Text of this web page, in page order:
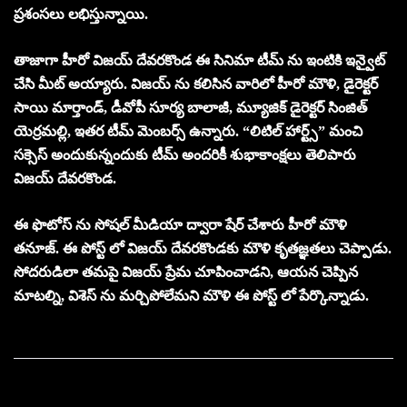
ప్రశంసలు లభిస్తున్నాయి.
తాజాగా హీరో విజయ్ దేవరకొండ ఈ సినిమా టీమ్ ను ఇంటికి ఇన్వైట్
చేసి మీట్ అయ్యారు. విజయ్ ను కలిసిన వారిలో హీరో మౌళి, డైరెక్టర్
సాయి మార్తాండ్, డీవోపీ సూర్య బాలాజీ, మ్యూజిక్ డైరెక్టర్ సింజిత్
యెర్రమల్లి, ఇతర టీమ్ మెంబర్స్ ఉన్నారు. “లిటిల్ హార్ట్స్” మంచి
సక్సెస్ అందుకున్నందుకు టీమ్ అందరికీ శుభాకాంక్షలు తెలిపారు
విజయ్ దేవరకొండ.
ఈ ఫొటోస్ ను సోషల్ మీడియా ద్వారా షేర్ చేశారు హీరో మౌళి
తనూజ్. ఈ పోస్ట్ లో విజయ్ దేవరకొండకు మౌళి కృతజ్ఞతలు చెప్పాడు.
సోదరుడిలా తమపై విజయ్ ప్రేమ చూపించాడని, ఆయన చెప్పిన
మాటల్ని, విశెస్ ను మర్చిపోలేమని మౌళి ఈ పోస్ట్ లో పేర్కొన్నాడు.